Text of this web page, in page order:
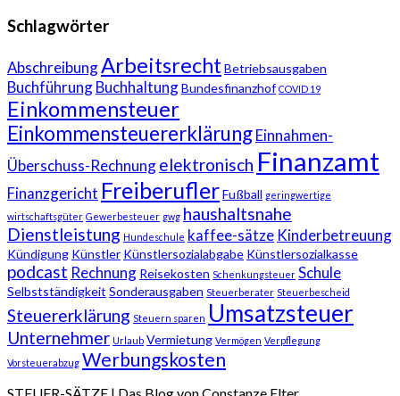
Schlagwörter
AbschreibungArbeitsrechtBetriebsausgaben
BuchführungBuchhaltungBundesfinanzhof COVID 19
Einkommensteuer
EinkommensteuererklärungEinnahmen-
Überschuss-Rechnungelektronisch Finanzamt
Finanzgericht FreiberuflerFußball geringwertige
wirtschaftsgüter Gewerbesteuer gwg haushaltsnahe
Dienstleistung Hundeschule kaffee-sätze Kinderbetreuung
Kündigung Künstler Künstlersozialabgabe Künstlersozialkasse
podcast Rechnung Reisekosten Schenkungsteuer Schule
Selbstständigkeit Sonderausgaben Steuerberater Steuerbescheid
Steuererklärung Steuern sparen Umsatzsteuer
Unternehmer Urlaub Vermietung Vermögen Verpflegung
Vorsteuerabzug Werbungskosten